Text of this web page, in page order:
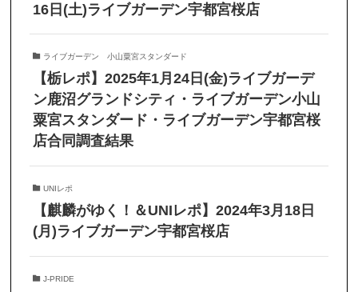
16日(土)ライブガーデン宇都宮桜店
ライブガーデン 小山粟宮スタンダード
【栃レポ】2025年1月24日(金)ライブガーデ
ン鹿沼グランドシティ・ライブガーデン小山
粟宮スタンダード・ライブガーデン宇都宮桜
店合同調査結果
UNIレポ
【麒麟がゆく！＆UNIレポ】2024年3月18日
(月)ライブガーデン宇都宮桜店
J-PRIDE